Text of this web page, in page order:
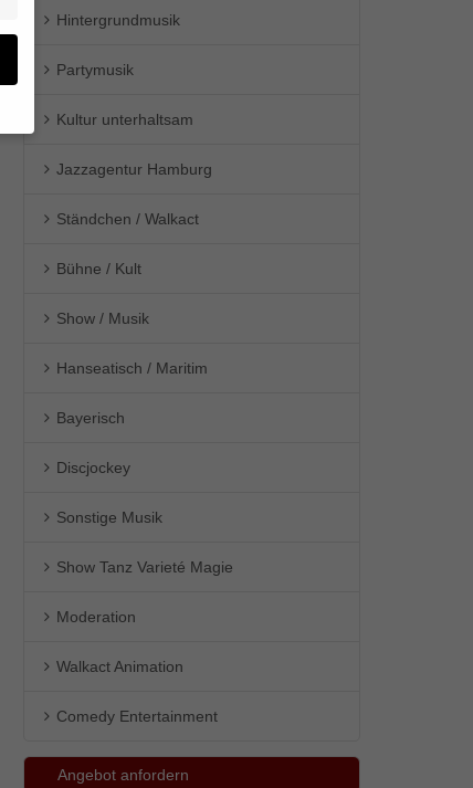
Hintergrundmusik
Partymusik
Kultur unterhaltsam
Jazzagentur Hamburg
Ständchen / Walkact
Bühne / Kult
Show / Musik
Hanseatisch / Maritim
Bayerisch
Discjockey
Sonstige Musik
Show Tanz Varieté Magie
Moderation
Walkact Animation
Comedy Entertainment
Angebot anfordern
Externe Medien